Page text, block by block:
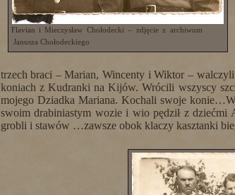
Flavian i Mieczysław Chołodecki – zdjęcie z archiwum
Janusza Chołodeckiego
trzech braci – Marian, Wincenty i Wiktor – walczyli
koniach z Kudranki na Kijów. Wrócili wszyscy
mojego Dziadka Mariana. Kochali swoje
swoim drabiniastym wozie i wio pędził z dziećmi
grobli i stawów …zawsze obok klaczy kasztanki